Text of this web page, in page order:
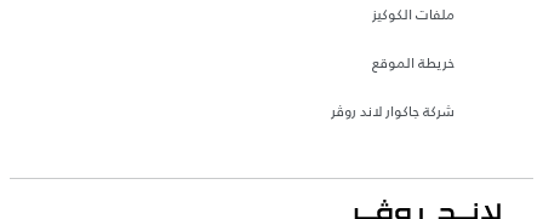
ملفات الكوكيز
خريطة الموقع
شركة جاكوار لاند روڤر